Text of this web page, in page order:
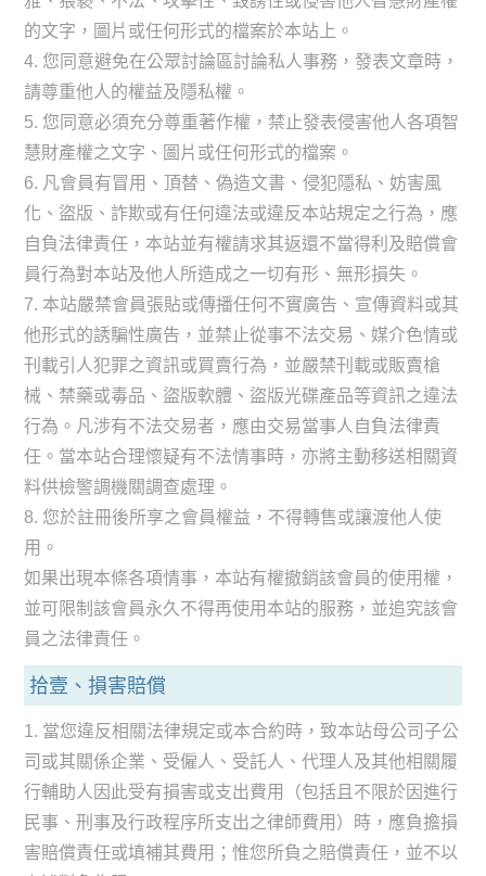
的文字，圖片或任何形式的檔案於本站上。
4. 您同意避免在公眾討論區討論私人事務，發表文章時，
請尊重他人的權益及隱私權。
5. 您同意必須充分尊重著作權，禁止發表侵害他人各項智
慧財產權之文字、圖片或任何形式的檔案。
6. 凡會員有冒用、頂替、偽造文書、侵犯隱私、妨害風
化、盜版、詐欺或有任何違法或違反本站規定之行為，應
自負法律責任，本站並有權請求其返還不當得利及賠償會
員行為對本站及他人所造成之一切有形、無形損失。
7. 本站嚴禁會員張貼或傳播任何不實廣告、宣傳資料或其
他形式的誘騙性廣告，並禁止從事不法交易、媒介色情或
刊載引人犯罪之資訊或買賣行為，並嚴禁刊載或販賣槍
械、禁藥或毒品、盜版軟體、盜版光碟產品等資訊之違法
行為。凡涉有不法交易者，應由交易當事人自負法律責
任。當本站合理懷疑有不法情事時，亦將主動移送相關資
料供檢警調機關調查處理。
8. 您於註冊後所享之會員權益，不得轉售或讓渡他人使
用。
如果出現本條各項情事，本站有權撤銷該會員的使用權，
並可限制該會員永久不得再使用本站的服務，並追究該會
員之法律責任。
拾壹、損害賠償
1. 當您違反相關法律規定或本合約時，致本站母公司子公
司或其關係企業、受僱人、受託人、代理人及其他相關履
行輔助人因此受有損害或支出費用（包括且不限於因進行
民事、刑事及行政程序所支出之律師費用）時，應負擔損
害賠償責任或填補其費用；惟您所負之賠償責任，並不以